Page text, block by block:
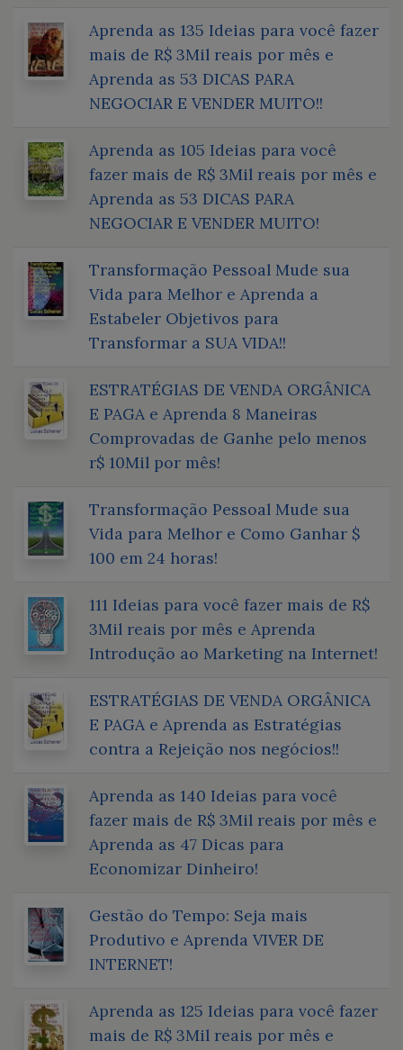
Aprenda as 135 Ideias para você fazer
mais de R$ 3Mil reais por mês e
Aprenda as 53 DICAS PARA
NEGOCIAR E VENDER MUITO!!
Aprenda as 105 Ideias para você
fazer mais de R$ 3Mil reais por mês e
Aprenda as 53 DICAS PARA
NEGOCIAR E VENDER MUITO!
Transformação Pessoal Mude sua
Vida para Melhor e Aprenda a
Estabeler Objetivos para
Transformar a SUA VIDA!!
ESTRATÉGIAS DE VENDA ORGÂNICA
E PAGA e Aprenda 8 Maneiras
Comprovadas de Ganhe pelo menos
r$ 10Mil por mês!
Transformação Pessoal Mude sua
Vida para Melhor e Como Ganhar $
100 em 24 horas!
111 Ideias para você fazer mais de R$
3Mil reais por mês e Aprenda
Introdução ao Marketing na Internet!
ESTRATÉGIAS DE VENDA ORGÂNICA
E PAGA e Aprenda as Estratégias
contra a Rejeição nos negócios!!
Aprenda as 140 Ideias para você
fazer mais de R$ 3Mil reais por mês e
Aprenda as 47 Dicas para
Economizar Dinheiro!
Gestão do Tempo: Seja mais
Produtivo e Aprenda VIVER DE
INTERNET!
Aprenda as 125 Ideias para você fazer
mais de R$ 3Mil reais por mês e